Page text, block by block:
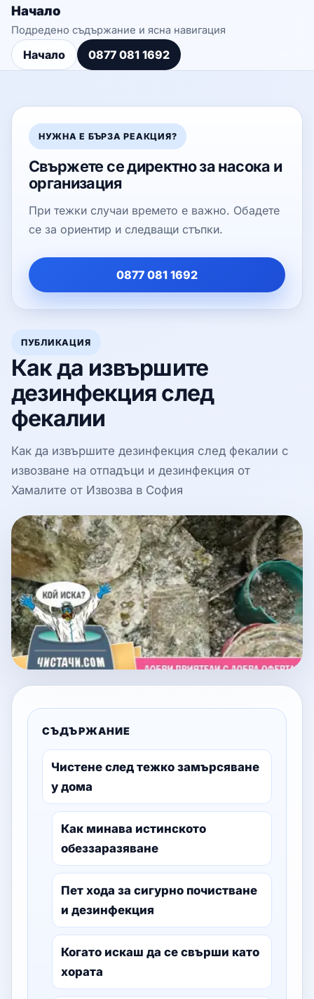
Начало
Подредено съдържание и ясна навигация
Начало 0877 081 1692
ПУБЛИКАЦИЯ
Как да извършите
дезинфекция след
фекалии
Как да извършите дезинфекция след фекалии с
извозване на отпадъци и дезинфекция от
Хамалите от Извозва в София
СЪДЪРЖАНИЕ
Чистене след тежко замърсяване
у дома
Как минава истинското
обеззаразяване
Пет хода за сигурно почистване
и дезинфекция
Когато искаш да се свърши като
хората
НУЖНА Е БЪРЗА РЕАКЦИЯ?
Свържете се директно за насока и
организация
При тежки случаи времето е важно. Обадете
се за ориентир и следващи стъпки.
0877 081 1692